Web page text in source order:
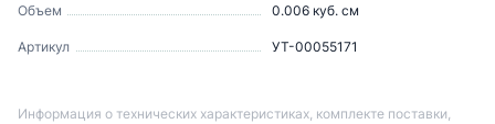
Объем 0.006 куб. см
Артикул УТ-00055171
Информация о технических характеристиках, комплекте поставки,